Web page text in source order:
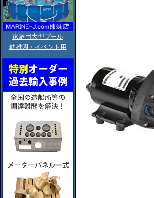
家庭用大型プール
幼稚園・イベント用